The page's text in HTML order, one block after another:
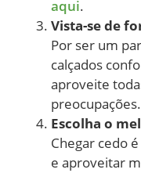
aqui.
Vista-se de
Por ser um
calçados
aproveite
preocupações.
Escolha o
Chegar cedo
e aproveitar